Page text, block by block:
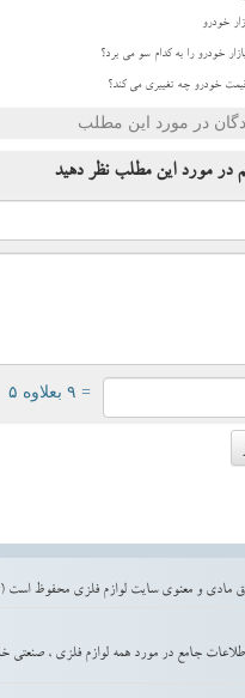
خودرو
خودرو را به کدام سو می برد؟
خودرو چه تغییری می کند؟
در مورد این مطلب
در مورد این مطلب نظر دهید
= ۹ بعلاوه ۵
جامع در مورد همه لوازم فلزی ، صنعتی